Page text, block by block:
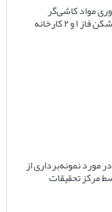
مواد کاشی‌گر
(بررسی روند تعویض آسترهای آسیاهای نیمه خودشکن فاز ۱ و ۲ کارخانه
مورد نمونه‌برداری از
مرکز تحقیقات